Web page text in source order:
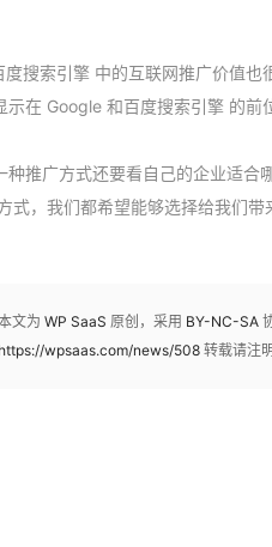
搜索引擎 中的互联网推广价值也
示在 Google 和百度搜索引擎 的前
种推广方式还要看自己的企业适合
式，我们都希望能够选择给我们带
文为 WP SaaS 原创，采用 BY-NC-SA
https://wpsaas.com/news/508 转载请注明